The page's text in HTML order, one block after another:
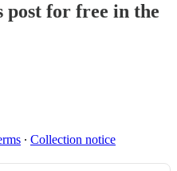
post for free in the
∙ Collection notice